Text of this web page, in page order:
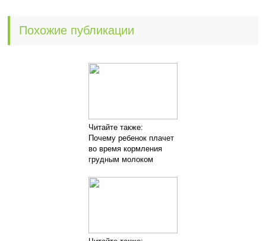
Похожие публикации
Читайте также:
Почему ребенок плачет
во время кормления
грудным молоком